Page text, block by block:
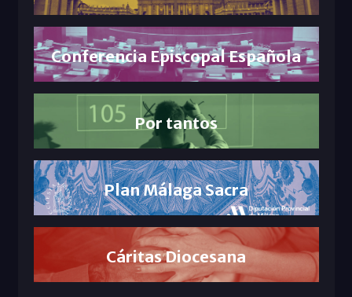
Conferencia Episcopal Española
Por tantos
Plan Málaga Sacra
Cáritas Diocesana